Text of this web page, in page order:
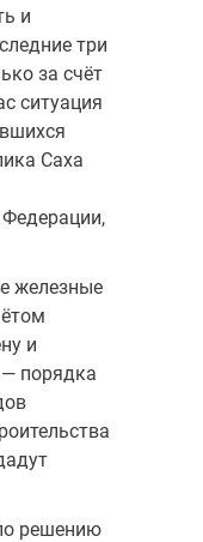
и
три
за счёт
ситуация
Саха
железные
и
порядка
решению